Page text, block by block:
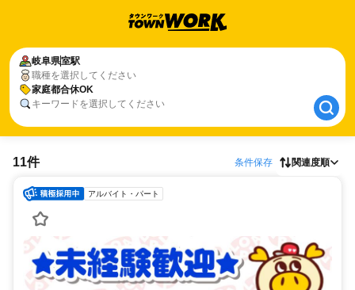
岐阜県室駅
職種を選択してください
家庭都合休OK
キーワードを選択してください
岐阜県室駅
家庭都合休OK
11件 条件保存 関連度順
アルバイト・パート